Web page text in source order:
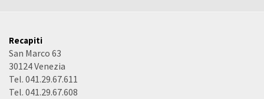
Recapiti
San Marco 63
30124 Venezia
Tel. 041.29.67.611
Tel. 041.29.67.608